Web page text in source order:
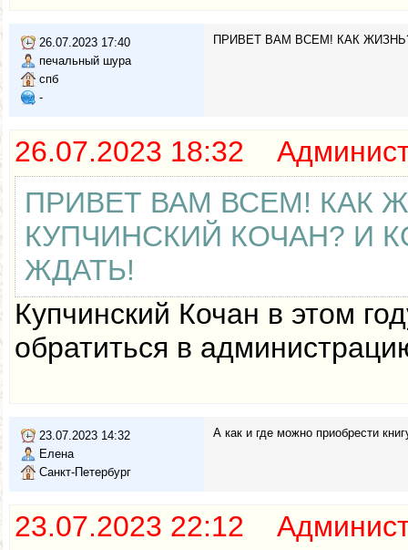
26.07.2023 17:40
печальный шура
спб
-
ПРИВЕТ ВАМ ВСЕМ! КАК
26.07.2023 18:32
ПРИВЕТ ВАМ ВСЕМ! КАК
КУПЧИНСКИЙ КОЧАН? И
ЖДАТЬ!
Купчинский Кочан в этом
обратиться в
23.07.2023 14:32
Елена
Санкт-Петербург
А как и где можно приобрести
23.07.2023 22:12